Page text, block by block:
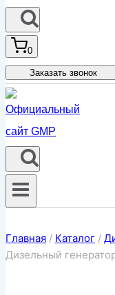
0
Заказать звонок
Главная / Каталог /
Дизельный